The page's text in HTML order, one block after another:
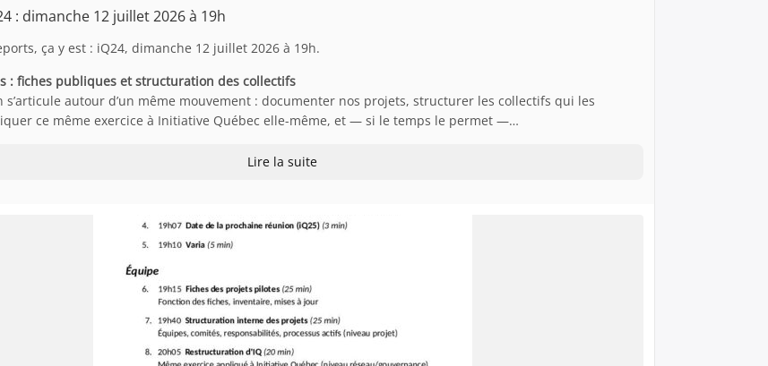
: dimanche 12 juillet 2026 à 19h
ça y est : iQ24, dimanche 12 juillet 2026 à 19h.
: fiches publiques et structuration des collectifs
s’articule autour d’un même mouvement : documenter nos projets, structurer les collectifs qui les
ce même exercice à Initiative Québec elle-même, et — si le temps le permet —…
Lire la suite